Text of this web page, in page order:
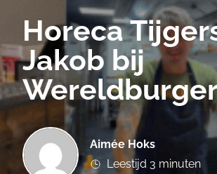
Horeca
Jakob bij
Aimée Hoks
Leestijd 3 minuten